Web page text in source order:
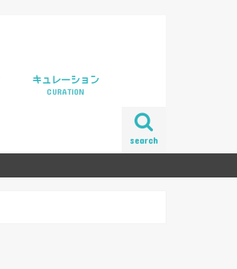
search
キュレーション
CURATION